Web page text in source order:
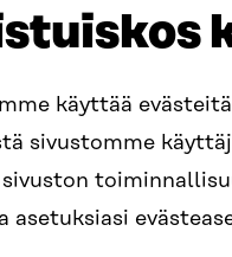
käyttää
sivustomme
asetuksiasi
11-13, PL
Helsinki